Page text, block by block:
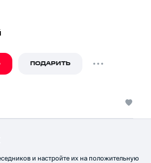
ПОДАРИТЬ
и настройте их на положительную